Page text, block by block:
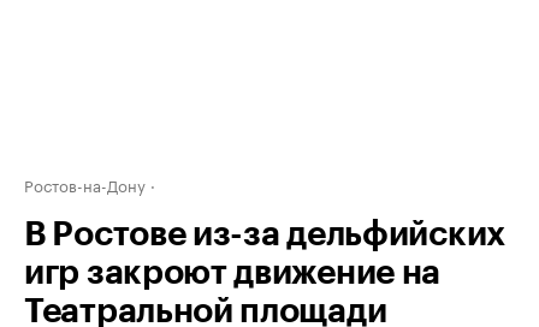
Ростов-на-Дону
В Ростове из-за дельфийских
игр закроют движение на
Театральной площади